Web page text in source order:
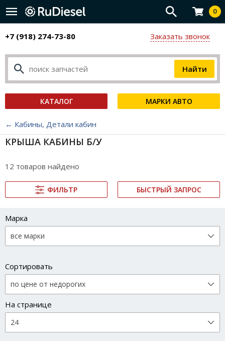
0
+7 (918) 274-73-80 Заказать звонок
КАТАЛОГ МАРКИ АВТО
← Кабины, Детали кабин
КРЫША КАБИНЫ Б/У
12 товаров найдено
ФИЛЬТР БЫСТРЫЙ ЗАПРОС
Марка
Сортировать
На странице